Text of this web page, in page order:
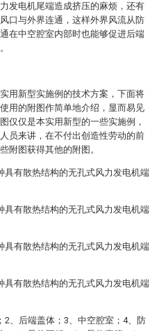
发电机尾端造成挤压的麻烦，还有
口与外界连通，这样外界风流从防
在中空腔室内部时也能够促进后端
用新型实施例的技术方案，下面将
用的附图作简单地介绍，显而易见
仅仅是本实用新型的一些实施例，
员来讲，在不付出创造性劳动的前
附图获得其他的附图。
具有散热结构的无孔式风力发电机端
具有散热结构的无孔式风力发电机端
具有散热结构的无孔式风力发电机端
具有散热结构的无孔式风力发电机端
2、后端盖体；3、中空腔室；4、防